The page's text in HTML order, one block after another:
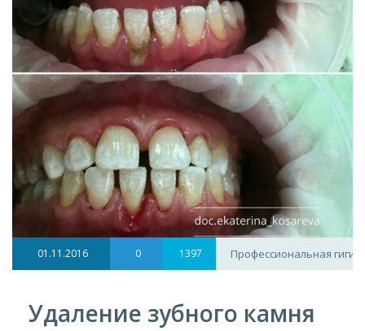
01.11.2016 0 1397 Профессиональная
Удаление зубного камня